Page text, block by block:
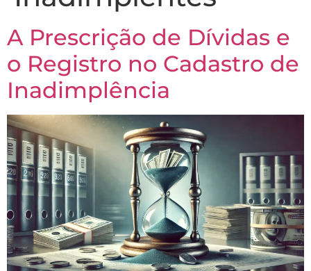
A Prescrição de Dívidas e
o Registro no Cadastro de
Inadimplência